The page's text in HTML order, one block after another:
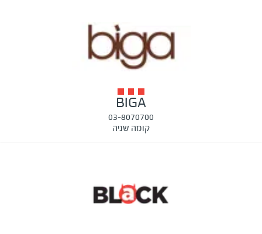
BIGA
03-8070700
קומה שניה